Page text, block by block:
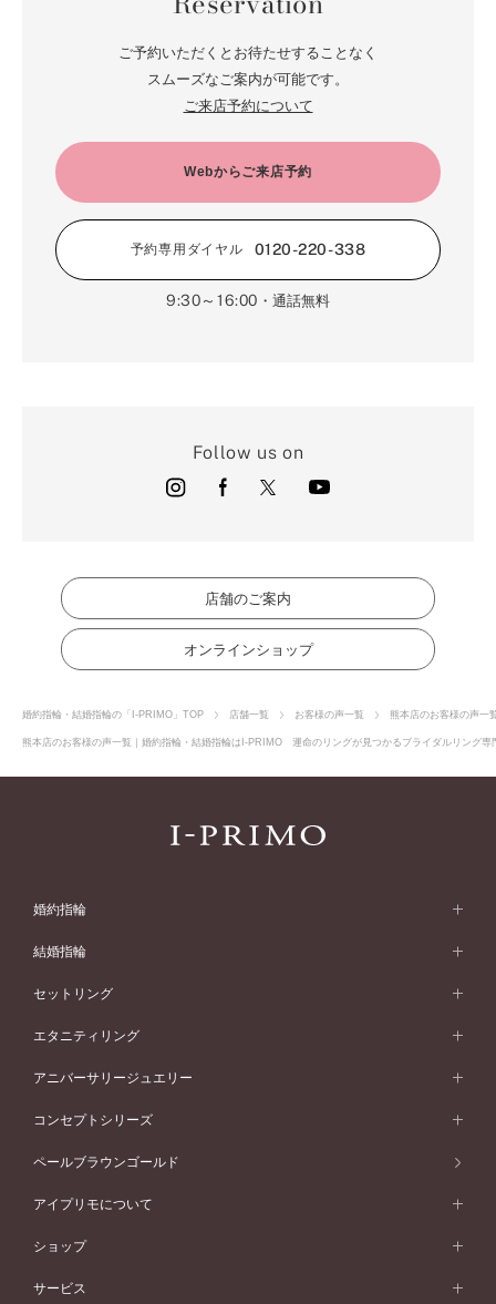
ご予約いただくとお待たせすることなく
スムーズなご案内が可能です。
ご来店予約について
Webからご来店予約
予約専用ダイヤル 0120-220-338
9:30～16:00 ・通話無料
Follow us on
店舗のご案内
オンラインショップ
婚約指輪・結婚指輪の「I-PRIMO」TOP 店舗一覧 お客様の声一覧 熊本店のお客様の声一
熊本店のお客様の声一覧｜婚約指輪・結婚指輪はI-PRIMO 運命のリングが見つかるブライダルリング専
婚約指輪
婚約指輪 (エンゲージリング)
婚約指輪一覧
ピンクゴールド
ペールブラウンゴールド
ウェーブライン
V字ライン
ワンサイドメレ
ダブルサイドメレ
シンプル
フェミニン
モード
50万円台～
40万円台～
30万円台～
婚約指輪 人気ランキング
婚約ネックレス
結婚指輪
結婚指輪 (マリッジリング)
結婚指輪一覧
ピンクゴールド
ペールブラウンゴールド
ウェーブライン
V字ライン
ワンメレ
セベラルメレ
シンプル
フェミニン
モード
50万円～
40万円～50万円
セットリング
セットリング
セットリング一覧
ピンクゴールド
ペールブラウンゴールド
エタニティリング
エタニティリング
エタニティリング一覧
ピンクゴールド
ペールブラウンゴールド
アニバーサリージュエリー
アニバーサリージュエリー
アニバーサリージュエリー一覧
ファッションリング
ブレスレット
コンセプトシリーズ
コンセプトシリーズ
オリジンビリーフ
エトワル
ペールブラウンゴールド
アイプリモについて
アイプリモについて
パーソナルハンド診断
ショップ
店舗一覧
サービス